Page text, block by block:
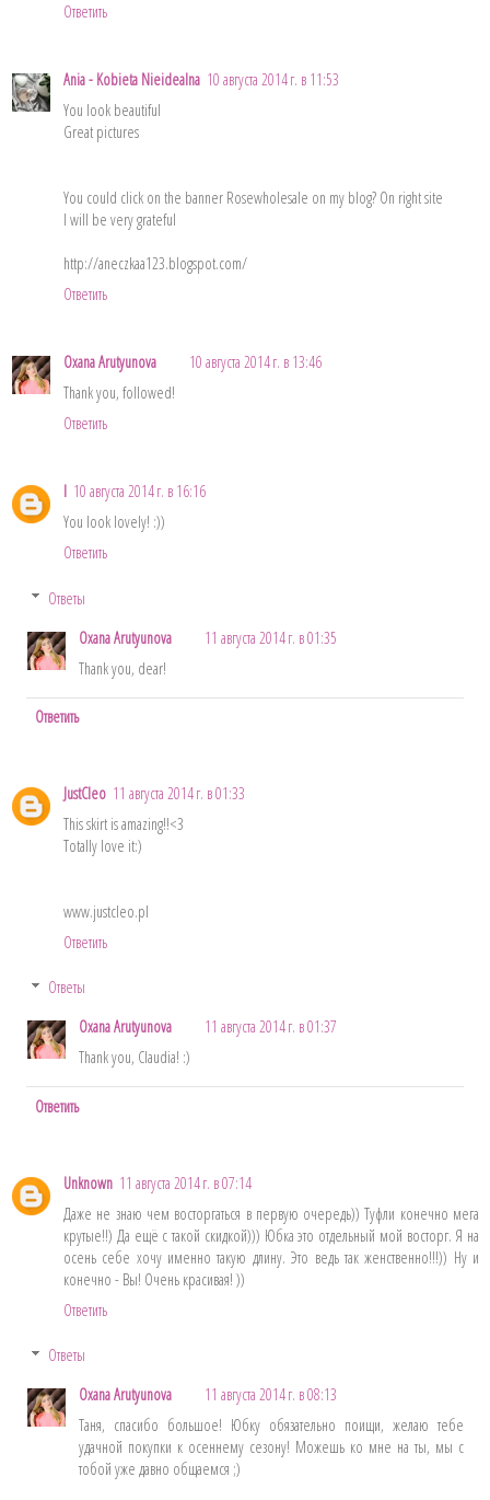
Ответить
Ania - Kobieta Nieidealna 10 августа 2014 г. в 11:53
You look beautiful
Great pictures
You could click on the banner Rosewholesale on my blog? On right site
I will be very grateful
http://aneczkaa123.blogspot.com/
Ответить
Oxana Arutyunova
10 августа 2014 г. в 13:46
Thank you, followed!
Ответить
l 10 августа 2014 г. в 16:16
You look lovely! :))
Ответить
Ответы
Oxana Arutyunova
11 августа 2014 г. в 01:35
Thank you, dear!
Ответить
JustCleo 11 августа 2014 г. в 01:33
This skirt is amazing!!<3
Totally love it:)
www.justcleo.pl
Ответить
Ответы
Oxana Arutyunova
11 августа 2014 г. в 01:37
Thank you, Claudia! :)
Ответить
Unknown 11 августа 2014 г. в 07:14
Даже не знаю чем восторгаться в первую очередь)) Туфли конечно мега
крутые!!) Да ещё с такой скидкой))) Юбка это отдельный мой восторг. Я на
осень себе хочу именно такую длину. Это ведь так женственно!!!)) Ну и
конечно - Вы! Очень красивая! ))
Ответить
Ответы
Oxana Arutyunova
11 августа 2014 г. в 08:13
Таня, спасибо большое! Юбку обязательно поищи, желаю тебе
удачной покупки к осеннему сезону! Можешь ко мне на ты, мы с
тобой уже давно общаемся ;)